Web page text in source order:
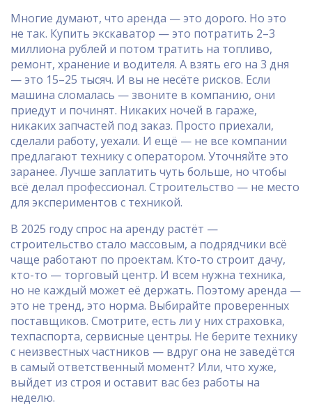
Многие думают, что аренда — это дорого. Но это
не так. Купить экскаватор — это потратить 2–3
миллиона рублей и потом тратить на топливо,
ремонт, хранение и водителя. А взять его на 3 дня
— это 15–25 тысяч. И вы не несёте рисков. Если
машина сломалась — звоните в компанию, они
приедут и починят. Никаких ночей в гараже,
никаких запчастей под заказ. Просто приехали,
сделали работу, уехали. И ещё — не все компании
предлагают технику с оператором. Уточняйте это
заранее. Лучше заплатить чуть больше, но чтобы
всё делал профессионал. Строительство — не место
для экспериментов с техникой.
В 2025 году спрос на аренду растёт —
строительство стало массовым, а подрядчики всё
чаще работают по проектам. Кто-то строит дачу,
кто-то — торговый центр. И всем нужна техника,
но не каждый может её держать. Поэтому аренда —
это не тренд, это норма. Выбирайте проверенных
поставщиков. Смотрите, есть ли у них страховка,
техпаспорта, сервисные центры. Не берите технику
с неизвестных частников — вдруг она не заведётся
в самый ответственный момент? Или, что хуже,
выйдет из строя и оставит вас без работы на
неделю.